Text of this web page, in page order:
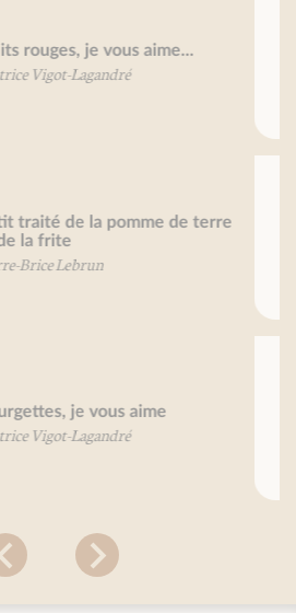
Légumes secs et légumineuses, je
vous aime... (nouvelle édition)
Béatrice Vigot-Lagandré
Petit traité de la confiture
(nouvelle édition)
Mireille Gayet
Oeufs, je vous aime…
Béatrice Vigot-Lagandré